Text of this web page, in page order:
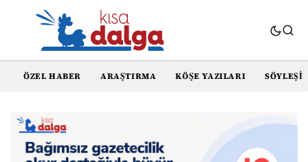
ÖZEL HABER ARAŞTIRMA KÖŞE YAZILARI SÖYLEŞI